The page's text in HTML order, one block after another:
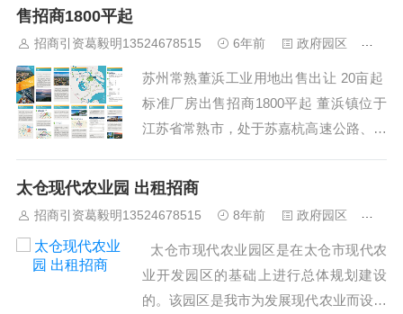
省常熟经济开发区高新技术产业园...
售招商1800平起
招商引资葛毅明13524678515 6年前 政府园区
苏州常熟董浜工业用地出售出让 20亩起
标准厂房出售招商1800平起 董浜镇位于
江苏省常熟市，处于苏嘉杭高速公路、沿
桥“三路一桥”的交汇点上，是苏南地区蕞
0...
太仓现代农业园 出租招商
招商引资葛毅明13524678515 8年前 政府园区
太仓市现代农业园区是在太仓市现代农
业开发园区的基础上进行总体规划建设
的。该园区是我市为发展现代农业而设立